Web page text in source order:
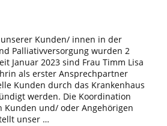
Kunden/ innen in der
Palliativversorgung wurden 2
Januar 2023 sind Frau Timm Lisa
als erster Ansprechpartner
Kunden durch das Krankenhaus
werden. Die Koordination
Kunden und/ oder Angehörigen
unser …